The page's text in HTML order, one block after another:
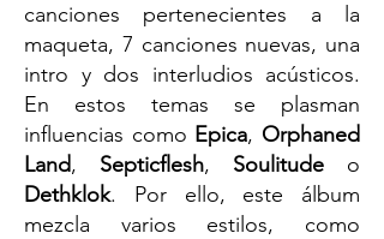
canciones pertenecientes a la
maqueta, 7 canciones nuevas, una
intro y dos interludios acústicos.
En estos temas se plasman
influencias como Epica, Orphaned
Land, Septicflesh, Soulitude o
Dethklok. Por ello, este álbum
mezcla varios estilos, como